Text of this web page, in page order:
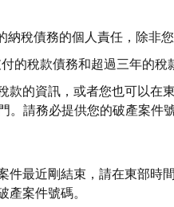
稅債務的個人責任，除非
的稅款債務和超過三年的稅
的資訊，或者您也可以在
請務必提供您的破產案件號
最近剛結束，請在東部時
案件號碼。